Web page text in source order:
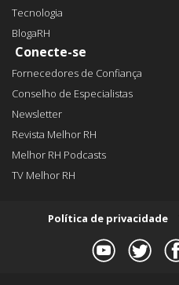
Tecnologia
BlogaRH
Conecte-se
Fornecedores de Confiança
Conselho de Especialistas
Newsletter
Revista Melhor RH
Melhor RH Podcasts
TV Melhor RH
Política de privacidade